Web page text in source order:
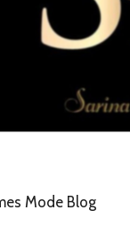
Mode Blog